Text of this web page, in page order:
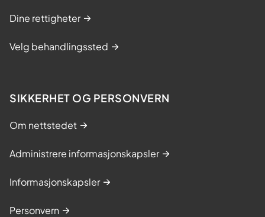
Dine rettigheter
Velg behandlingssted
SIKKERHET OG PERSONVERN
Om nettstedet
Administrere informasjonskapsler
Informasjonskapsler
Personvern